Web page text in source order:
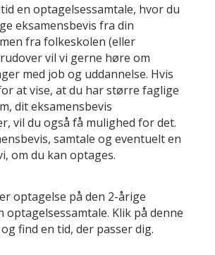
en optagelsessamtale, hvor du
eksamensbevis fra din
fra folkeskolen (eller
vil vi gerne høre om
med job og uddannelse. Hvis
at vise, at du har større faglige
dit eksamensbevis
vil du også få mulighed for det.
samtale og eventuelt en
om du kan optages.
optagelse på den 2-årige
optagelsessamtale. Klik på denne
og find en tid, der passer dig.